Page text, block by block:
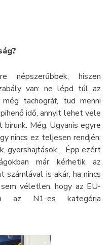
népszerűbbek, hiszen
van: ne lépd túl az
tachográf, tud menni
idő, annyit lehet vele
Még. Ugyanis egyre
nincs ez teljesen rendjén:
gyorshajtások… Épp ezért
már kérhetik az
számlával is akár, ha nincs
véletlen, hogy az EU-
az N1-es kategória